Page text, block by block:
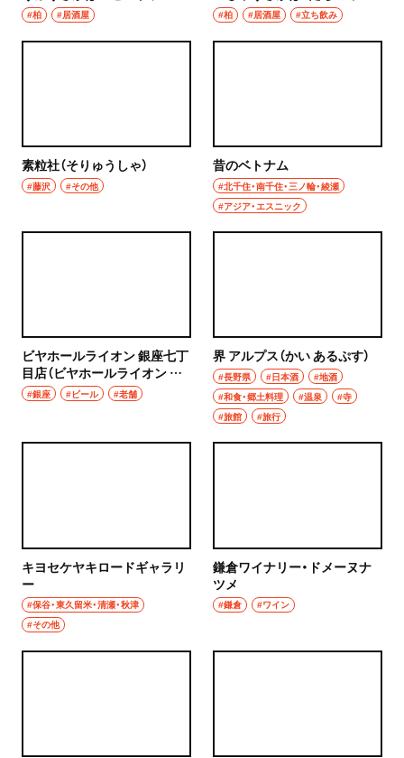
ーク）
#柏 #居酒屋
しちふくじん）
#柏 #居酒屋 #立ち飲み
素粒社（そりゅうしゃ）
#藤沢 #その他
昔のベトナム
#北千住・南千住・三ノ輪・綾瀬
#アジア・エスニック
ビヤホールライオン 銀座七丁
目店（ビヤホールライオン ぎ
んざななちょうめてん）
#銀座 #ビール #老舗
界 アルプス（かい あるぷす）
#長野県 #日本酒
#地酒
#和食・郷土料理
#温泉
#寺
#旅館
#旅行
キヨセケヤキロードギャラリ
ー
#保谷・東久留米・清瀬・秋津
#その他
鎌倉ワイナリー・ドメーヌナ
ツメ
#鎌倉 #ワイン